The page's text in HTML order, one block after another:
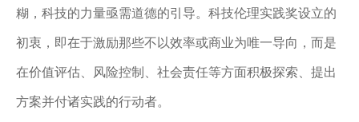
糊，科技的力量亟需道德的引导。科技伦理实践奖设立的
初衷，即在于激励那些不以效率或商业为唯一导向，而是
在价值评估、风险控制、社会责任等方面积极探索、提出
方案并付诸实践的行动者。